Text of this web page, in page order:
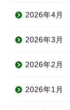
2026年4月
2026年3月
2026年2月
2026年1月